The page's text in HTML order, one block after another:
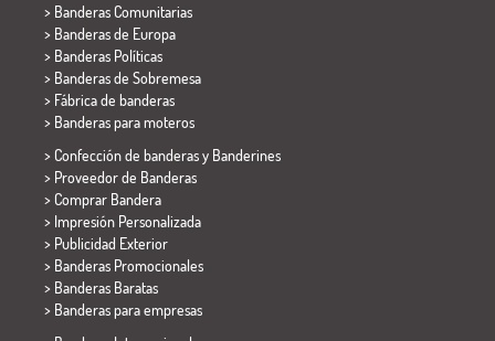
> Banderas Comunitarias
> Banderas de Europa
> Banderas Políticas
> Banderas de Sobremesa
> Fábrica de banderas
> Banderas para moteros
> Confección de banderas y Banderines
> Proveedor de Banderas
> Comprar Bandera
> Impresión Personalizada
> Publicidad Exterior
> Banderas Promocionales
> Banderas Baratas
> Banderas para empresas